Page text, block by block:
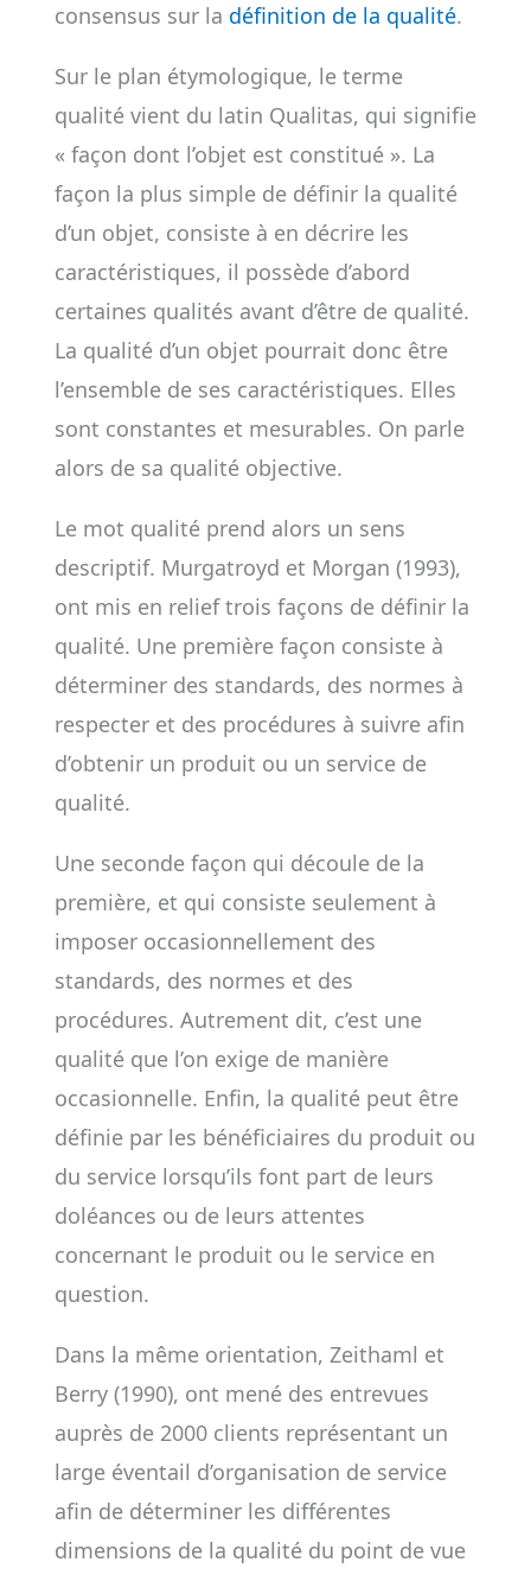
consensus sur la définition de la qualité.
Sur le plan étymologique, le terme
qualité vient du latin Qualitas, qui signifie
« façon dont l’objet est constitué ». La
façon la plus simple de définir la qualité
d’un objet, consiste à en décrire les
caractéristiques, il possède d’abord
certaines qualités avant d’être de qualité.
La qualité d’un objet pourrait donc être
l’ensemble de ses caractéristiques. Elles
sont constantes et mesurables. On parle
alors de sa qualité objective.
Le mot qualité prend alors un sens
descriptif. Murgatroyd et Morgan (1993),
ont mis en relief trois façons de définir la
qualité. Une première façon consiste à
déterminer des standards, des normes à
respecter et des procédures à suivre afin
d’obtenir un produit ou un service de
qualité.
Une seconde façon qui découle de la
première, et qui consiste seulement à
imposer occasionnellement des
standards, des normes et des
procédures. Autrement dit, c’est une
qualité que l’on exige de manière
occasionnelle. Enfin, la qualité peut être
définie par les bénéficiaires du produit ou
du service lorsqu’ils font part de leurs
doléances ou de leurs attentes
concernant le produit ou le service en
question.
Dans la même orientation, Zeithaml et
Berry (1990), ont mené des entrevues
auprès de 2000 clients représentant un
large éventail d’organisation de service
afin de déterminer les différentes
dimensions de la qualité du point de vue